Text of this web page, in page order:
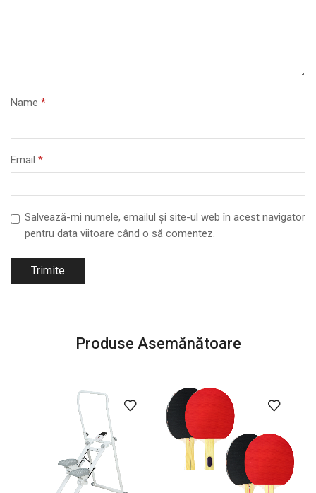
Name *
Email *
Salvează-mi numele, emailul și site-ul web în acest navigator
pentru data viitoare când o să comentez.
Produse Asemănătoare